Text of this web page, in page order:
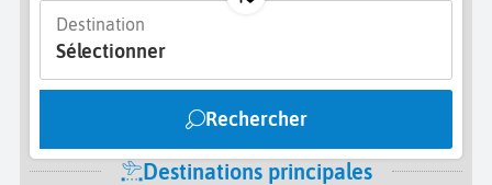
Destination
Sélectionner
Rechercher
Destinations principales